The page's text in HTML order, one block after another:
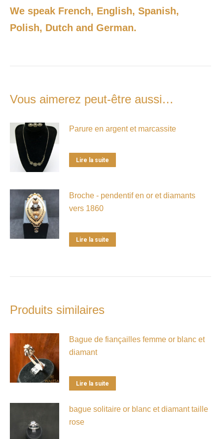
We speak French, English, Spanish,
Polish, Dutch and German.
Vous aimerez peut-être aussi…
Parure en argent et marcassite
Lire la suite
Broche - pendentif en or et diamants
vers 1860
Lire la suite
Produits similaires
Bague de fiançailles femme or blanc et
diamant
Lire la suite
bague solitaire or blanc et diamant taille
rose